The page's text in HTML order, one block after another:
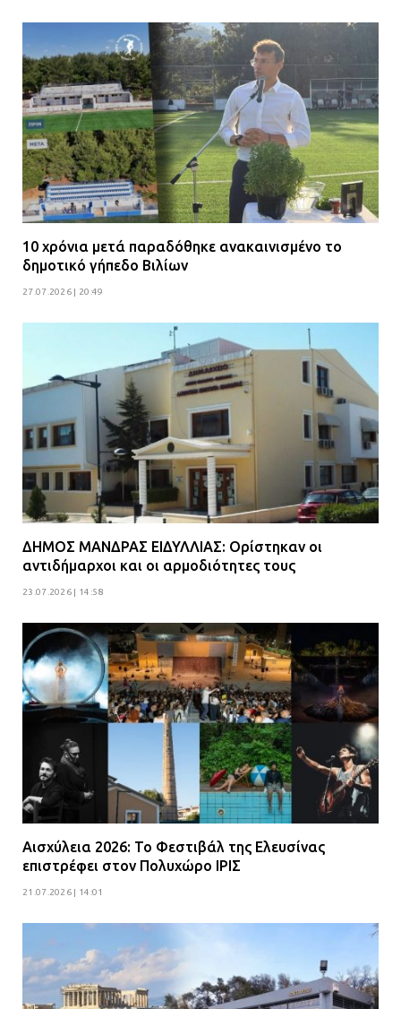
10 χρόνια μετά παραδόθηκε ανακαινισμένο το
δημοτικό γήπεδο Βιλίων
27.07.2026 | 20:49
ΔΗΜΟΣ ΜΑΝΔΡΑΣ ΕΙΔΥΛΛΙΑΣ: Ορίστηκαν οι
αντιδήμαρχοι και οι αρμοδιότητες τους
23.07.2026 | 14:58
Αισχύλεια 2026: Το Φεστιβάλ της Ελευσίνας
επιστρέφει στον Πολυχώρο ΙΡΙΣ
21.07.2026 | 14:01